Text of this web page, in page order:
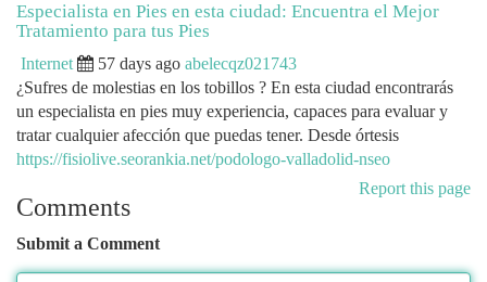
Especialista en Pies en esta ciudad: Encuentra el Mejor
Tratamiento para tus Pies
Internet 57 days ago abelecqz021743
¿Sufres de molestias en los tobillos ? En esta ciudad encontrarás
un especialista en pies muy experiencia, capaces para evaluar y
tratar cualquier afección que puedas tener. Desde órtesis
https://fisiolive.seorankia.net/podologo-valladolid-nseo
Report this page
Comments
Submit a Comment